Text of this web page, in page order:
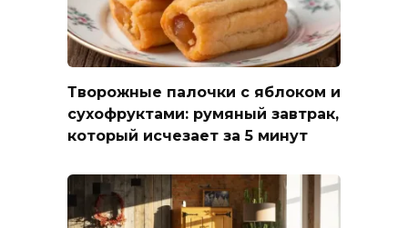
Творожные палочки с яблоком и
сухофруктами: румяный завтрак,
который исчезает за 5 минут